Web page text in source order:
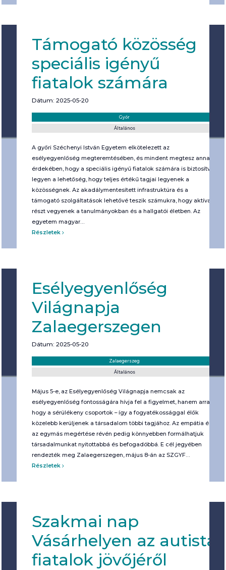
Támogató közösség
speciális igényű
fiatalok számára
Dátum: 2025-05-20
Győr
Általános
A győri Széchenyi István Egyetem elkötelezett az
esélyegyenlőség megteremtésében, és mindent megtesz annak
érdekében, hogy a speciális igényű fiatalok számára is biztosítva
legyen a lehetőség, hogy teljes értékű tagjai legyenek a
közösségnek. Az akadálymentesített infrastruktúra és a
támogató szolgáltatások lehetővé teszik számukra, hogy aktívan
részt vegyenek a tanulmányokban és a hallgatói életben. Az
egyetem magyar…
Részletek
Esélyegyenlőség
Világnapja
Zalaegerszegen
Dátum: 2025-05-20
Zalaegerszeg
Általános
Május 5-e, az Esélyegyenlőség Világnapja nemcsak az
esélyegyenlőség fontosságára hívja fel a figyelmet, hanem arra is,
hogy a sérülékeny csoportok – így a fogyatékossággal élők
közelebb kerüljenek a társadalom többi tagjához. Az empátia és
az egymás megértése révén pedig könnyebben formálhatjuk
társadalmunkat nyitottabbá és befogadóbbá. E cél jegyében
rendezték meg Zalaegerszegen, május 8-án az SZGYF…
Részletek
Szakmai nap
Vásárhelyen az autista
fiatalok jövőjéről